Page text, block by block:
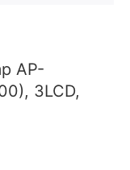
AP-
3LCD,